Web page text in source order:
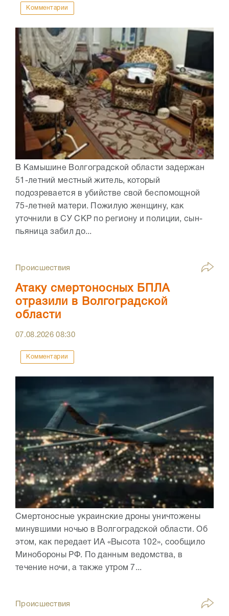
Комментарии
В Камышине Волгоградской области задержан
51-летний местный житель, который
подозревается в убийстве свой беспомощной
75-летней матери. Пожилую женщину, как
уточнили в СУ СКР по региону и полиции, сын-
пьяница забил до...
Происшествия
Атаку смертоносных БПЛА
отразили в Волгоградской
области
07.08.202608:30
Комментарии
Смертоносные украинские дроны уничтожены
минувшими ночью в Волгоградской области. Об
этом, как передает ИА «Высота 102», сообщило
Минобороны РФ. По данным ведомства, в
течение ночи, а также утром 7...
Происшествия